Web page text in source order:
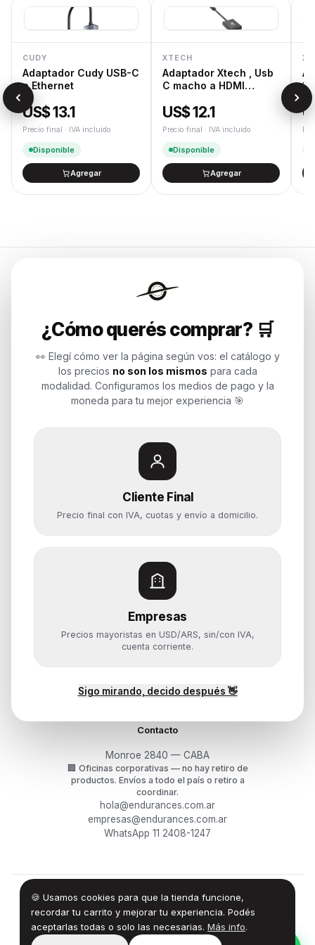
CUDY
Adaptador Cudy USB-C
a Ethernet
US$ 13.1
Precio final · IVA incluido
Disponible
Agregar
XTECH
Adaptador Xtech , Usb
C macho a HDMI
US$ 12.1
Precio final · IVA incluido
Disponible
Agregar
1,
¿Cómo querés comprar? 🛒
👀 Elegí cómo ver la página según vos: el catálogo y
los precios no son los mismos para cada
modalidad. Configuramos los medios de pago y la
moneda para tu mejor experiencia 🎯
Cliente Final
Precio final con IVA, cuotas y envío a domicilio.
Empresas
Precios mayoristas en USD/ARS, sin/con IVA,
cuenta corriente.
Sigo mirando, decido después 👋
🍪 Usamos cookies para que la tienda funcione,
recordar tu carrito y mejorar tu experiencia. Podés
aceptarlas todas o solo las necesarias. Más info.
Endurances
Soluciones de tecnología para
Potenciamos tu mundo.
Time to work
Categorías
Notebooks
Computadoras y PCs
Componentes
Almacenamiento
Monitores y Pantallas
Ayuda
Mis pedidos
¿Cómo querés comprar?
Contacto
Monroe 2840 — CABA
🏢 Oficinas corporativas — no hay retiro de
productos. Envíos a todo el país o retiro a
coordinar.
hola@endurances.com.ar
empresas@endurances.com.ar
WhatsApp 11 2408-1247
© 2026Endurances Technology SA · CUIT 30-71861942-0
Términos·Privacidad ·Devoluciones
100% Design by — Endurances IT